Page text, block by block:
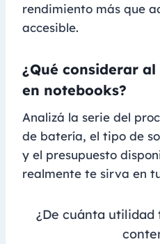
rendimiento más que
accesible.
¿Qué considerar
en notebooks?
Analizá la serie del
de batería, el tipo de
y el presupuesto
realmente te sirva en
¿De cuánta utilidad